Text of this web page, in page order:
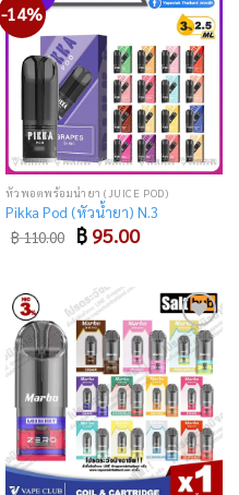
-14%
Add
to
wishlist
หัวพอตพร้อมน้ำยา (JUICE POD)
Pikka Pod (หัวน้ำยา) N.3
฿110.00 Original
price
฿ 95.00Current
price
Add
to
wishlist